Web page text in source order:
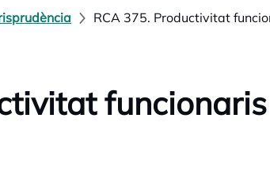
RCA 375. Productivitat
funcionaris